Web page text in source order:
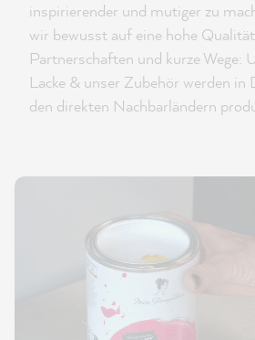
inspirierender und mutiger zu
wir bewusst auf eine hohe
Partnerschaften und kurze Wege:
Lacke & unser Zubehör werden in
den direkten Nachbarländern